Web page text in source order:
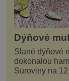
Dýňové
Slané dýňové
dokonalou
Suroviny na